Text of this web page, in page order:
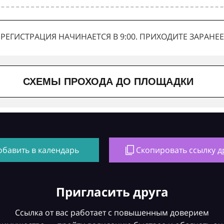
РЕГИСТРАЦИЯ НАЧИНАЕТСЯ В 9:00. ПРИХОДИТЕ ЗАРАНЕЕ
СХЕМЫ ПРОХОДА ДО ПЛОЩАДКИ
в календарь Скопировать ссылку
Пригласить друга
Ссылка от вас работает с повышенным доверием